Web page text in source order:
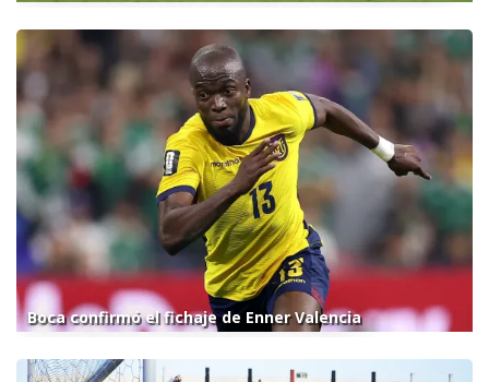
Boca confirmó el fichaje de Enner Valencia